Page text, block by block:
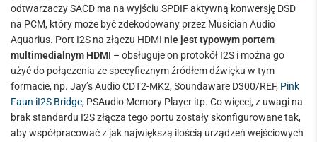
odtwarzaczy SACD ma na wyjściu SPDIF aktywną konwersję DSD
na PCM, który może być zdekodowany przez Musician Audio
Aquarius. Port I2S na złączu HDMI nie jest typowym portem
multimedialnym HDMI – obsługuje on protokół I2S i można go
użyć do połączenia ze specyficznym źródłem dźwięku w tym
formacie, np. Jay’s Audio CDT2-MK2, Soundaware D300/REF, Pink
Faun iI2S Bridge, PSAudio Memory Player itp. Co więcej, z uwagi na
brak standardu I2S złącza tego portu zostały skonfigurowane tak,
aby współpracować z jak największą ilością urządzeń wejściowych